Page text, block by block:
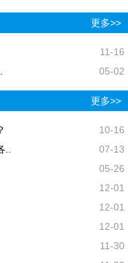
更多>>
11-16
05-02
更多>>
10-16
07-13
05-26
12-01
12-01
12-01
11-30